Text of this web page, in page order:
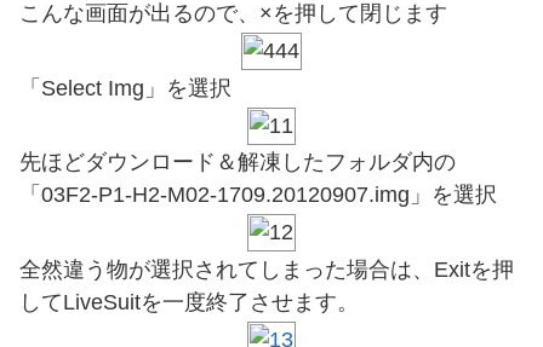
こんな画面が出るので、×を押して閉じます
「Select Img」を選択
先ほどダウンロード＆解凍したフォルダ内の
「03F2-P1-H2-M02-1709.20120907.img」を選択
全然違う物が選択されてしまった場合は、Exitを押
してLiveSuitを一度終了させます。